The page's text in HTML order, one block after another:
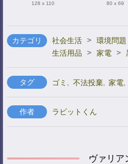
128 x 110 80 x 69
カテゴリ 社会生活 > 環境問題
生活用品
> 家電 >
タグ ゴミ , 不法投棄, 家電,
作者 ラビットくん
ヴァリア